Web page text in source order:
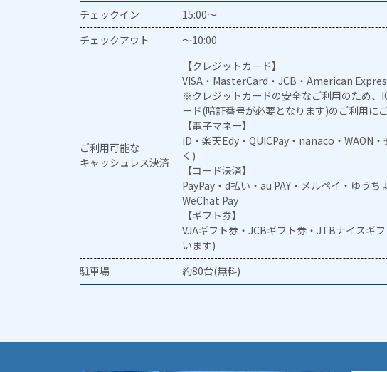
チェックイン
15:00～
チェックアウト
～10:00
ご利用可能な
キャッシュレス決済
【クレジットカード】
VISA・MasterCard・JCB・American
※クレジットカードの安全なご利用のため、
ード(暗証番号が必要となります)のご利用に
【電子マネー】
iD・楽天Edy・QUICPay・nanaco・WAON
く)
【コード決済】
PayPay・d払い・au PAY・メルペイ・ゆうち
WeChat Pay
【ギフト券】
VJAギフト券・JCBギフト券・JTBナイスギ
います)
駐車場
約80台(無料)